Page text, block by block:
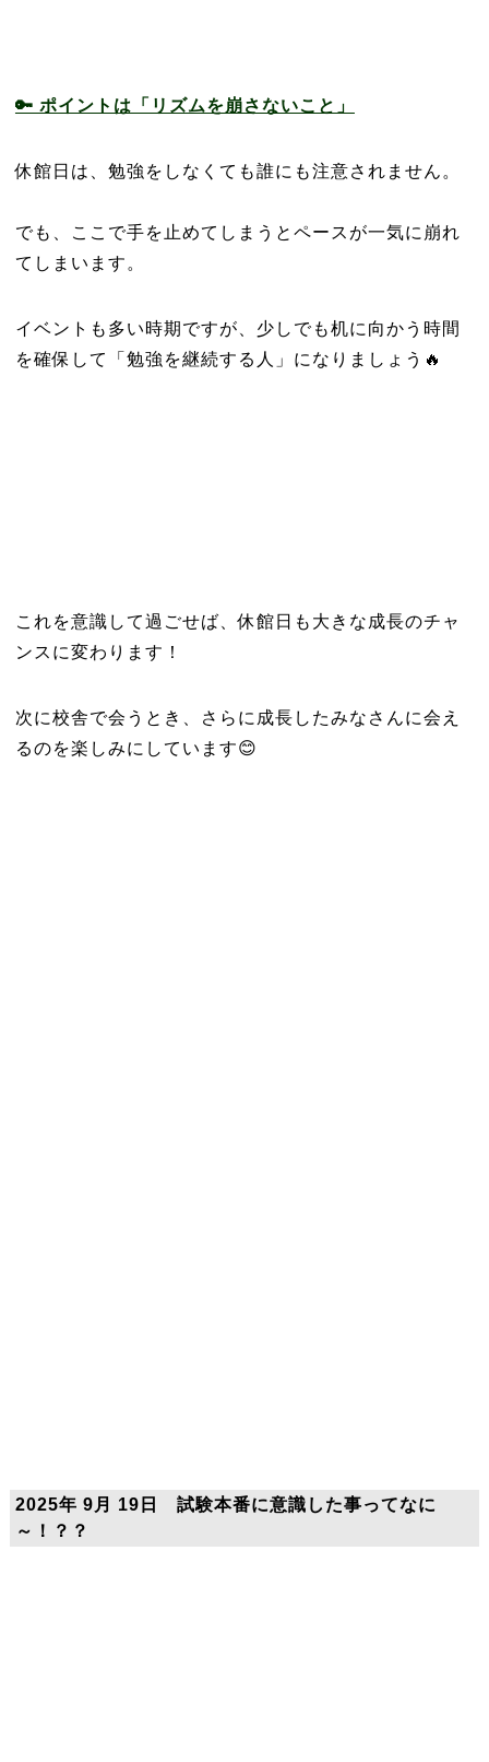
🔑 ポイントは「リズムを崩さないこと」
休館日は、勉強をしなくても誰にも注意されません。
でも、ここで手を止めてしまうとペースが一気に崩れ
てしまいます。
イベントも多い時期ですが、少しでも机に向かう時間
を確保して「勉強を継続する人」になりましょう🔥
これを意識して過ごせば、休館日も大きな成長のチャ
ンスに変わります！
次に校舎で会うとき、さらに成長したみなさんに会え
るのを楽しみにしています😊
2025年 9月 19日 試験本番に意識した事ってなに
～！？？